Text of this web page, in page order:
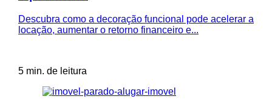
Descubra como a decoração funcional pode acelerar a
locação, aumentar o retorno financeiro e...
5 min. de leitura